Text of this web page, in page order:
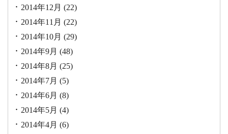
2014年12月 (22)
2014年11月 (22)
2014年10月 (29)
2014年9月 (48)
2014年8月 (25)
2014年7月 (5)
2014年6月 (8)
2014年5月 (4)
2014年4月 (6)